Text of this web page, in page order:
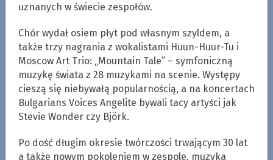
uznanych w świecie zespołów.
Chór wydał osiem płyt pod własnym szyldem, a
także trzy nagrania z wokalistami Huun-Huur-Tu i
Moscow Art Trio: „Mountain Tale” – symfoniczną
muzykę świata z 28 muzykami na scenie. Występy
cieszą się niebywałą popularnością, a na koncertach
Bulgarians Voices Angelite bywali tacy artyści jak
Stevie Wonder czy Björk.
Po dość długim okresie twórczości trwającym 30 lat
a także nowym pokoleniem w zespole, muzyka